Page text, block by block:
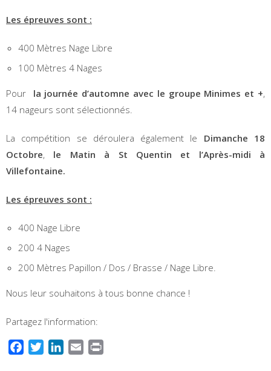
Les épreuves sont :
400 Mètres Nage Libre
100 Mètres 4 Nages
Pour la journée d’automne avec le groupe Minimes et +,
14 nageurs sont sélectionnés.
La compétition se déroulera également le Dimanche 18
Octobre, le Matin à St Quentin et l’Après-midi à
Villefontaine.
Les épreuves sont :
400 Nage Libre
200 4 Nages
200 Mètres Papillon / Dos / Brasse / Nage Libre.
Nous leur souhaitons à tous bonne chance !
Partagez l'information:
FacebookTwitterLinkedIn
Email